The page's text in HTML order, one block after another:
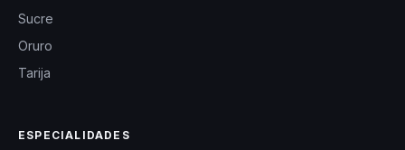
Sucre
Oruro
Tarija
ESPECIALIDADES